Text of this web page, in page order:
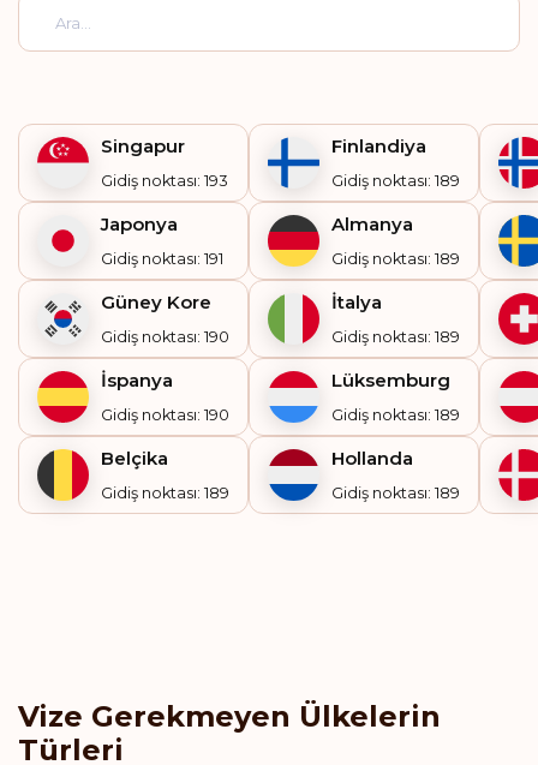
Singapur
Gidiş noktası: 193
Japonya
Gidiş noktası: 191
Güney Kore
Gidiş noktası: 190
İspanya
Gidiş noktası: 190
Belçika
Gidiş noktası: 189
Finlandiya
Gidiş noktası: 189
Almanya
Gidiş noktası: 189
İtalya
Gidiş noktası: 189
Lüksemburg
Gidiş noktası: 189
Hollanda
Gidiş noktası: 189
Vize Gerekmeyen Ülkelerin
Türleri